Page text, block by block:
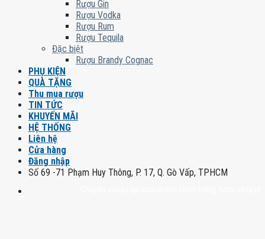
Rượu Gin
Rượu Vodka
Rượu Rum
Rượu Tequila
Đặc biệt
Rượu Brandy Cognac
PHỤ KIỆN
QUÀ TẶNG
Thu mua rượu
TIN TỨC
KHUYẾN MÃI
HỆ THỐNG
Liên hệ
Cửa hàng
Đăng nhập
Số 69 -71 Phạm Huy Thông, P. 17, Q. Gò Vấp, TPHCM